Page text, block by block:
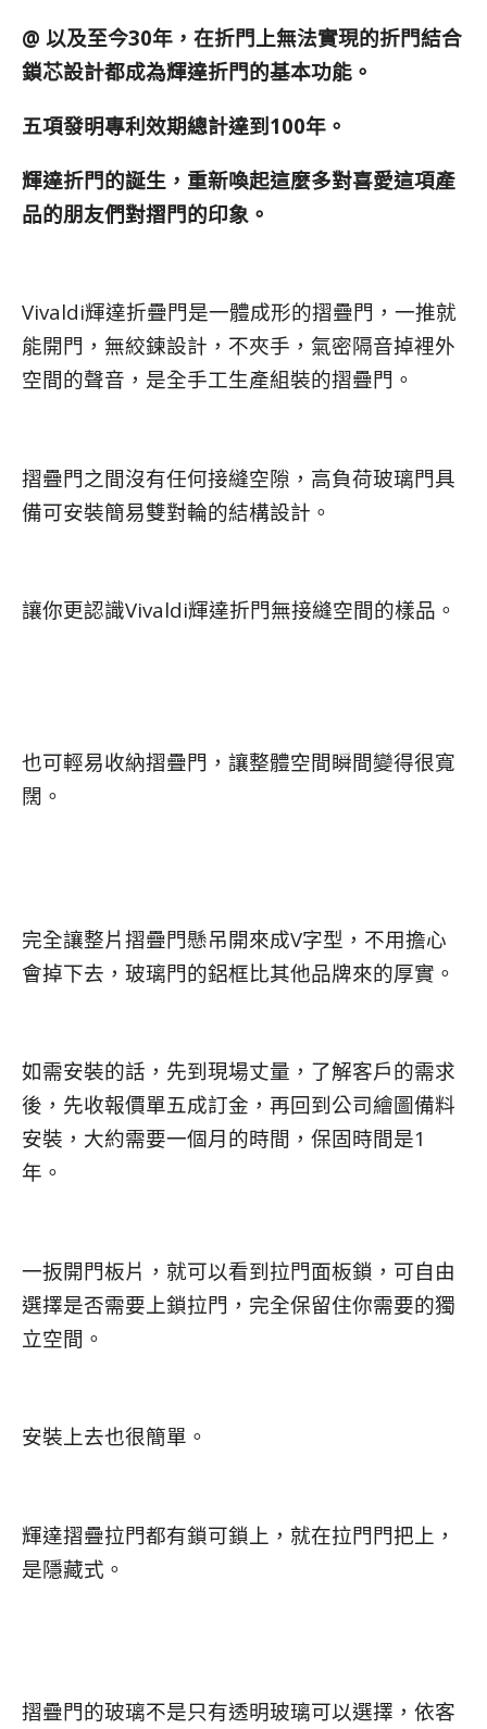
@ 以及至今30年，在折門上無法實現的折門結合
鎖芯設計都成為輝達折門的基本功能。
五項發明專利效期總計達到100年。
輝達折門的誕生，重新喚起這麼多對喜愛這項產
品的朋友們對摺門的印象。
Vivaldi輝達折疊門是一體成形的摺疊門，一推就
能開門，無絞鍊設計，不夾手，氣密隔音掉裡外
空間的聲音，是全手工生產組裝的摺疊門。
摺疊門之間沒有任何接縫空隙，高負荷玻璃門具
備可安裝簡易雙對輪的結構設計。
讓你更認識Vivaldi輝達折門無接縫空間的樣品。
也可輕易收納摺疊門，讓整體空間瞬間變得很寬
闊。
完全讓整片摺疊門懸吊開來成V字型，不用擔心
會掉下去，玻璃門的鋁框比其他品牌來的厚實。
如需安裝的話，先到現場丈量，了解客戶的需求
後，先收報價單五成訂金，再回到公司繪圖備料
安裝，大約需要一個月的時間，保固時間是1
年。
一扳開門板片，就可以看到拉門面板鎖，可自由
選擇是否需要上鎖拉門，完全保留住你需要的獨
立空間。
安裝上去也很簡單。
輝達摺疊拉門都有鎖可鎖上，就在拉門門把上，
是隱藏式。
摺疊門的玻璃不是只有透明玻璃可以選擇，依客